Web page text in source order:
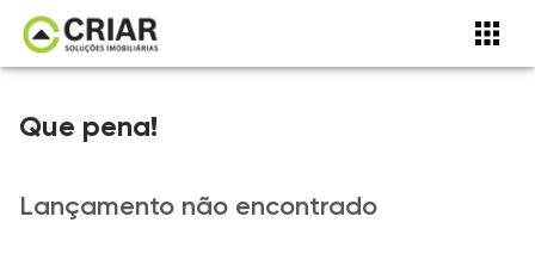
Que pena!
Lançamento não encontrado